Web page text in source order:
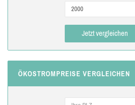
Jetzt vergleichen
ÖKOSTROMPREISE VERGLEICHEN